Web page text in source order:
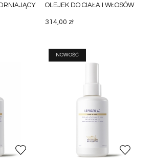
OLEJEK DO CIAŁA I WŁOSÓW
314,00 zł
NOWOŚĆ